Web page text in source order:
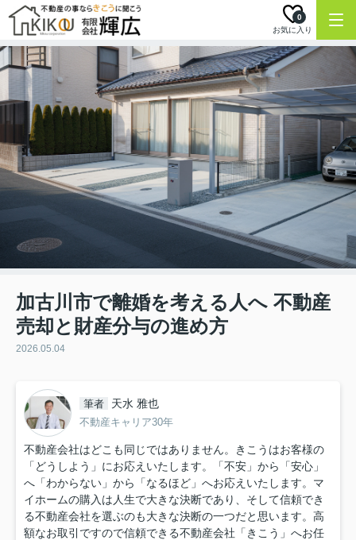
お気に入り
0
加古川市で離婚を考える人へ 不動産
売却と財産分与の進め方
2026.05.04
筆者 天水 雅也
不動産キャリア30年
不動産会社はどこも同じではありません。きこうはお客様の
「どうしよう」にお応えいたします。「不安」から「安心」
へ「わからない」から「なるほど」へお応えいたします。マ
イホームの購入は人生で大きな決断であり、そして信頼でき
る不動産会社を選ぶのも大きな決断の一つだと思います。高
額なお取引ですので信頼できる不動産会社「きこう」へお任